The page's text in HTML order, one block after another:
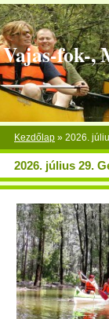
fok-
Kezdőlap » 2026.
2026. július 29.